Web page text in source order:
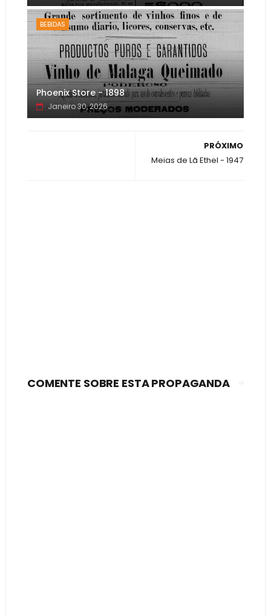
BEBIDAS
Phoenix Store - 1898
Janeiro 30, 2026
PRÓXIMO
Meias de Lã Ethel - 1947
COMENTE SOBRE ESTA PROPAGANDA